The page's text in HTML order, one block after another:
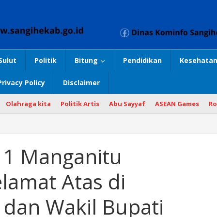
Politik Bitung Pendidikan
Policy Disclaimer
Olahraga kita Politik Artis Abu Sayyaf ASEAN Games
Manganitu
Atas di
Wakil Bupati